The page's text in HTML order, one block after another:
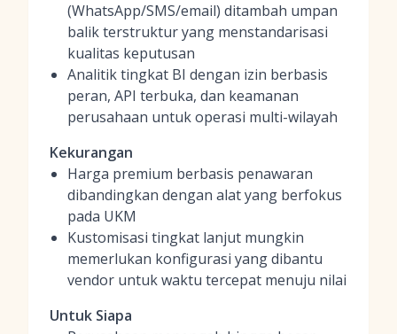
(WhatsApp/SMS/email) ditambah umpan
balik terstruktur yang menstandarisasi
kualitas keputusan
Analitik tingkat BI dengan izin berbasis
peran, API terbuka, dan keamanan
perusahaan untuk operasi multi-wilayah
Kekurangan
Harga premium berbasis penawaran
dibandingkan dengan alat yang berfokus
pada UKM
Kustomisasi tingkat lanjut mungkin
memerlukan konfigurasi yang dibantu
vendor untuk waktu tercepat menuju nilai
Untuk Siapa